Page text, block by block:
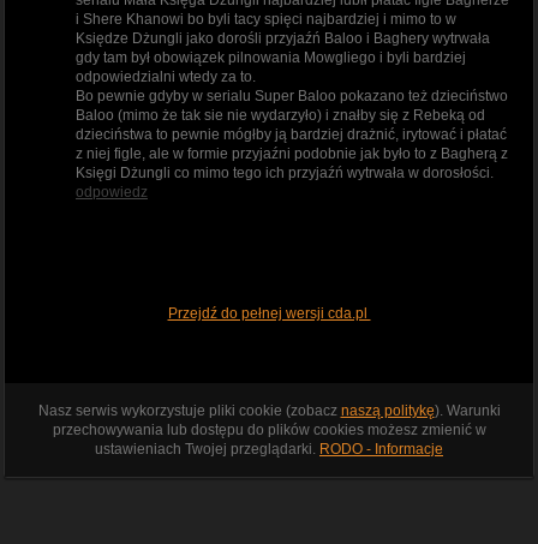
i Shere Khanowi bo byli tacy spięci najbardziej i mimo to w
Księdze Dżungli jako dorośli przyjaźń Baloo i Baghery wytrwała
gdy tam był obowiązek pilnowania Mowgliego i byli bardziej
odpowiedzialni wtedy za to.
Bo pewnie gdyby w serialu Super Baloo pokazano też dzieciństwo
Baloo (mimo że tak sie nie wydarzyło) i znałby się z Rebeką od
dzieciństwa to pewnie mógłby ją bardziej drażnić, irytować i płatać
z niej figle, ale w formie przyjaźni podobnie jak było to z Bagherą z
Księgi Dżungli co mimo tego ich przyjaźń wytrwała w dorosłości.
odpowiedz
Przejdź do pełnej wersji cda.pl
Nasz serwis wykorzystuje pliki cookie (zobacz naszą politykę). Warunki
przechowywania lub dostępu do plików cookies możesz zmienić w
ustawieniach Twojej przeglądarki. RODO - Informacje